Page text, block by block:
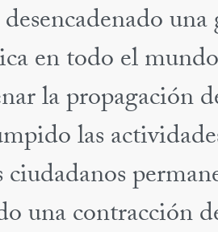
una
en todo el
la propagación
las
una contracción